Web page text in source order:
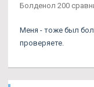
Болденол 200
Меня - тоже был
проверяете.